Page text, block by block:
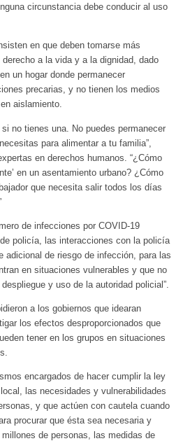
circunstancia debe conducir al uso
en que deben tomarse más
a la vida y a la dignidad, dado
un hogar donde permanecer
precarias, y no tienen los medios
aislamiento.
no tienes una. No puedes permanecer
para alimentar a tu familia”,
en derechos humanos. “¿Cómo
en un asentamiento urbano? ¿Cómo
que necesita salir todos los días
de infecciones por COVID-19
policía, las interacciones con la policía
adicional de riesgo de infección, para las
en situaciones vulnerables y que no
y uso de la autoridad policial”.
a los gobiernos que idearan
los efectos desproporcionados que
tener en los grupos en situaciones
encargados de hacer cumplir la ley
las necesidades y vulnerabilidades
y que actúen con cautela cuando
procurar que ésta sea necesaria y
millones de personas, las medidas de